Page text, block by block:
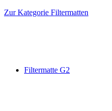
Zur Kategorie Filtermatten
Filtermatte G2